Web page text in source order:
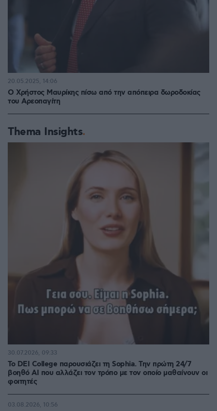
Ο Χρήστος Μαυρίκης πίσω από την απόπειρα δωροδοκίας
του Αρεοπαγίτη
20.05.2025, 14:06
Thema Insights
Το DEI College παρουσιάζει τη Sophia. Την πρώτη 24/7
βοηθό AI που αλλάζει τον τρόπο με τον οποίο μαθαίνουν οι
φοιτητές
30.07.2026, 09:33
03.08.2026, 10:56